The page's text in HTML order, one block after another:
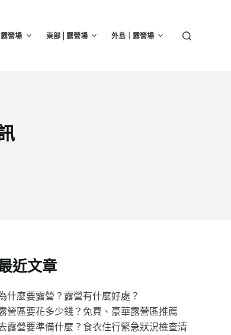
營場 東部 | 露營場 外島｜露營場
近文章
什麼要露營？露營有什麼好處？
營區要花多少錢？免費、豪華露營區推薦
露營要準備什麼？食衣住行緊急狀況檢查清